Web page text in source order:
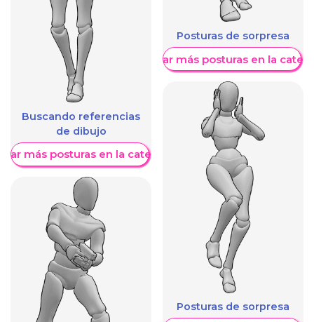
Buscando referencias
de dibujo
más posturas en la categoría
Posturas de sorpresa
Mostrar más posturas en la
Posturas de sorpresa